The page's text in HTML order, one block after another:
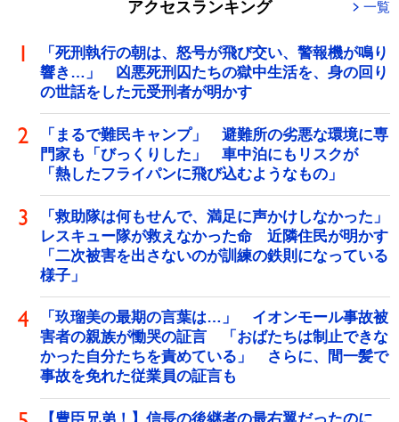
アクセスランキング 一覧
「死刑執行の朝は、怒号が飛び交い、警報機が鳴り
響き…」 凶悪死刑囚たちの獄中生活を、身の回り
の世話をした元受刑者が明かす
「まるで難民キャンプ」 避難所の劣悪な環境に専
門家も「びっくりした」 車中泊にもリスクが
「熱したフライパンに飛び込むようなもの」
「救助隊は何もせんで、満足に声かけしなかった」
レスキュー隊が救えなかった命 近隣住民が明かす
「二次被害を出さないのが訓練の鉄則になっている
様子」
「玖瑠美の最期の言葉は…」 イオンモール事故被
害者の親族が慟哭の証言 「おばたちは制止できな
かった自分たちを責めている」 さらに、間一髪で
事故を免れた従業員の証言も